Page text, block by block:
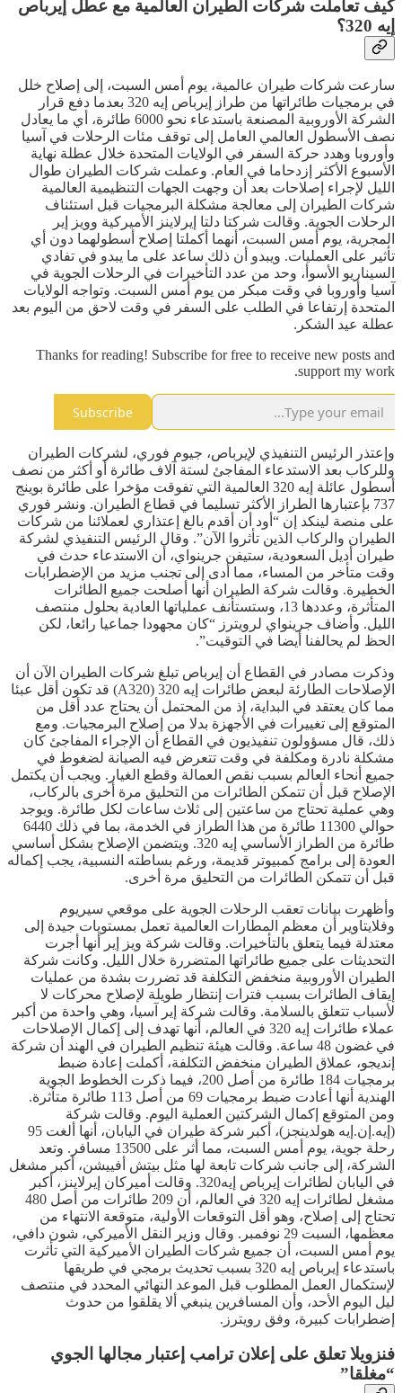
كيف تعاملت شركات الطيران العالمية مع عطل إيرباص
إيه 320؟
سارعت شركات طيران عالمية، يوم أمس السبت، إلى إصلاح خلل
في برمجيات طائراتها من طراز إيرباص إيه 320 بعدما دفع قرار
الشركة الأوروبية المصنعة باستدعاء نحو 6000 طائرة، أي ما يعادل
نصف الأسطول العالمي العامل إلى توقف مئات الرحلات في آسيا
وأوروبا وهدد حركة السفر في الولايات المتحدة خلال عطلة نهاية
الأسبوع الأكثر إزدحاما في العام. وعملت شركات الطيران طوال
الليل لإجراء إصلاحات بعد أن وجهت الجهات التنظيمية العالمية
شركات الطيران إلى معالجة مشكلة البرمجيات قبل استئناف
الرحلات الجوية. وقالت شركتا دلتا إيرلاينز الأميركية وويز إير
المجرية، يوم أمس السبت، أنهما أكملتا إصلاح أسطولهما دون أي
تأثير على العمليات. ويبدو أن ذلك ساعد على ما يبدو في تفادي
السيناريو الأسوأ، وحد من عدد التأخيرات في الرحلات الجوية في
آسيا وأوروبا في وقت مبكر من يوم أمس السبت. وتواجه الولايات
المتحدة إرتفاعا في الطلب على السفر في وقت لاحق من اليوم بعد
عطلة عيد الشكر.
Thanks for reading! Subscribe for free to receive new posts and
support my work.
Subscribe
وإعتذر الرئيس التنفيذي لإيرباص، جيوم فوري، لشركات الطيران
وللركاب بعد الاستدعاء المفاجئ لستة آلاف طائرة أو أكثر من نصف
أسطول عائلة إيه 320 العالمية التي تفوقت مؤخرا على طائرة بوينج
737 بإعتبارها الطراز الأكثر تسليما في قطاع الطيران. ونشر فوري
على منصة لينكد إن “أود أن أقدم بالغ إعتذاري لعملائنا من شركات
الطيران والركاب الذين تأثروا الآن”. وقال الرئيس التنفيذي لشركة
طيران أديل السعودية، ستيفن جرينواي، أن الاستدعاء حدث في
وقت متأخر من المساء، مما أدى إلى تجنب مزيد من الإضطرابات
الخطيرة. وقالت شركة الطيران أنها أصلحت جميع الطائرات
المتأثرة، وعددها 13، وستستأنف عملياتها العادية بحلول منتصف
الليل. وأضاف جرينواي لرويترز “كان مجهودا جماعيا رائعا، لكن
الحظ لم يحالفنا أيضا في التوقيت”.
وذكرت مصادر في القطاع أن إيرباص تبلغ شركات الطيران الآن أن
الإصلاحات الطارئة لبعض طائرات إيه 320 (A320) قد تكون أقل عبئا
مما كان يعتقد في البداية، إذ من المحتمل أن يحتاج عدد أقل من
المتوقع إلى تغييرات في الأجهزة بدلا من إصلاح البرمجيات. ومع
ذلك، قال مسؤولون تنفيذيون في القطاع أن الإجراء المفاجئ كان
مشكلة نادرة ومكلفة في وقت تتعرض فيه الصيانة لضغوط في
جميع أنحاء العالم بسبب نقص العمالة وقطع الغيار. ويجب أن يكتمل
الإصلاح قبل أن تتمكن الطائرات من التحليق مرة أخرى بالركاب،
وهي عملية تحتاج من ساعتين إلى ثلاث ساعات لكل طائرة. ويوجد
حوالي 11300 طائرة من هذا الطراز في الخدمة، بما في ذلك 6440
طائرة من الطراز الأساسي إيه 320. ويتضمن الإصلاح بشكل أساسي
العودة إلى برامج كمبيوتر قديمة، ورغم بساطته النسبية، يجب إكماله
قبل أن تتمكن الطائرات من التحليق مرة أخرى.
وأظهرت بيانات تعقب الرحلات الجوية على موقعي سيريوم
وفلايتاوير أن معظم المطارات العالمية تعمل بمستويات جيدة إلى
معتدلة فيما يتعلق بالتأخيرات. وقالت شركة ويز إير أنها أجرت
التحديثات على جميع طائراتها المتضررة خلال الليل. وكانت شركة
الطيران الأوروبية منخفض التكلفة قد تضررت بشدة من عمليات
إيقاف الطائرات بسبب فترات إنتظار طويلة لإصلاح محركات لا
لأسباب تتعلق بالسلامة. وقالت شركة إير آسيا، وهي واحدة من أكبر
عملاء طائرات إيه 320 في العالم، أنها تهدف إلى إكمال الإصلاحات
في غضون 48 ساعة. وقالت هيئة تنظيم الطيران في الهند أن شركة
إنديجو، عملاق الطيران منخفض التكلفة، أكملت إعادة ضبط
برمجيات 184 طائرة من أصل 200، فيما ذكرت الخطوط الجوية
الهندية أنها أعادت ضبط برمجيات 69 من أصل 113 طائرة متأثرة.
ومن المتوقع إكمال الشركتين العملية اليوم. وقالت شركة
(إيه.إن.إيه هولدينجز)، أكبر شركة طيران في اليابان، أنها ألغت 95
رحلة جوية، يوم أمس السبت، مما أثر على 13500 مسافر. وتعد
الشركة، إلى جانب شركات تابعة لها مثل بيتش أفييشن، أكبر مشغل
في اليابان لطائرات إيرباص إيه320. وقالت أميركان إيرلاينز، أكبر
مشغل لطائرات إيه 320 في العالم، أن 209 طائرات من أصل 480
تحتاج إلى إصلاح، وهو أقل التوقعات الأولية، متوقعة الانتهاء من
معظمها، السبت 29 نوفمبر. وقال وزير النقل الأميركي، شون دافي،
يوم أمس السبت، أن جميع شركات الطيران الأميركية التي تأثرت
باستدعاء إيرباص إيه 320 بسبب تحديث برمجي في طريقها
لإستكمال العمل المطلوب قبل الموعد النهائي المحدد في منتصف
ليل اليوم الأحد، وأن المسافرين ينبغي ألا يقلقوا من حدوث
إضطرابات كبيرة، وفق رويترز.
فنزويلا تعلق على إعلان ترامب إعتبار مجالها الجوي
“مغلقا”